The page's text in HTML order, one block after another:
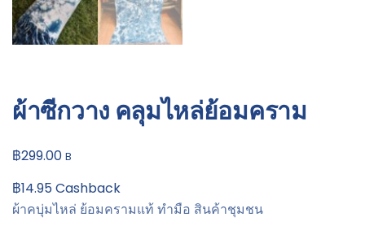
ผ้าซีกวาง คลุมไหล่ย้อมคราม
฿299.00 B
฿14.95Cashback
ผ้าคบุ่มไหล่ ย้อมครามแท้ ทำมือ สินค้าชุมชน